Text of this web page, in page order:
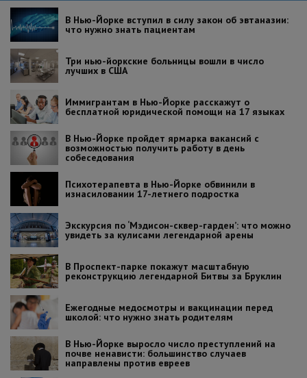
В Нью-Йорке вступил в силу закон об эвтаназии:
что нужно знать пациентам
Три нью-йоркские больницы вошли в число
лучших в США
Иммигрантам в Нью-Йорке расскажут о
бесплатной юридической помощи на 17 языках
В Нью-Йорке пройдет ярмарка вакансий с
возможностью получить работу в день
собеседования
Психотерапевта в Нью-Йорке обвинили в
изнасиловании 17-летнего подростка
Экскурсия по ‘Мэдисон-сквер-гарден’: что можно
увидеть за кулисами легендарной арены
В Проспект-парке покажут масштабную
реконструкцию легендарной Битвы за Бруклин
Ежегодные медосмотры и вакцинации перед
школой: что нужно знать родителям
В Нью-Йорке выросло число преступлений на
почве ненависти: большинство случаев
направлены против евреев